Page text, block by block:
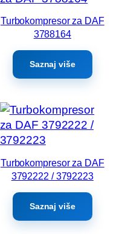
Turbokompresor za DAF
3788164
Saznaj više
Turbokompresor za DAF
3792222 / 3792223
Saznaj više